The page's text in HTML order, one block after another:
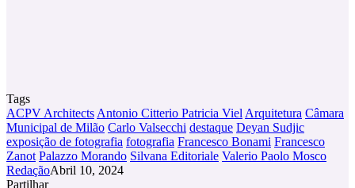
Tags
ACPV Architects Antonio Citterio Patricia Viel Arquitetura Câmara
Municipal de Milão Carlo Valsecchi destaque Deyan Sudjic
exposição de fotografia fotografia Francesco Bonami Francesco
Zanot Palazzo Morando Silvana Editoriale Valerio Paolo Mosco
RedaçãoAbril 10, 2024
Partilhar